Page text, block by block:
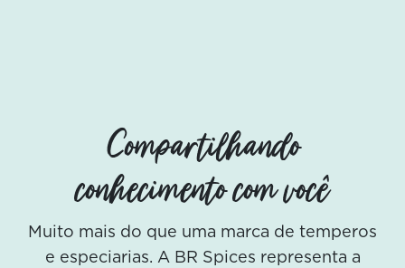
Compartilhando
conhecimento com você
Muito mais do que uma marca de temperos
e especiarias. A BR Spices representa a